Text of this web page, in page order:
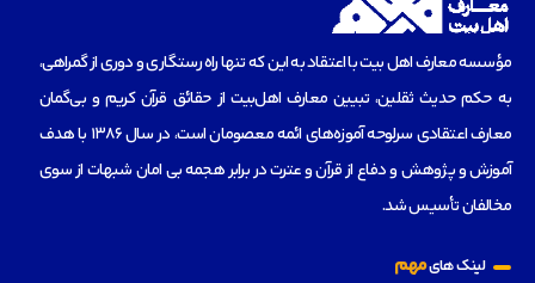
مؤسسه‌ معارف اهل بیت با اعتقاد به این که تنها راه رستگاری و دوری از گمراهی،
به حکم حدیث ثقلین، تبیین معارف اهل‌بیت از حقائق قرآن کریم و بی‌گمان
معارف اعتقادی سرلوحه آموزه‌های ائمه معصومان است، در سال 1386 با هدف
آموزش و پژوهش و دفاع از قرآن و عترت در برابر هجمه بی امان شبهات از سوی
مخالفان تأسیس شد.
لینک هایمهم